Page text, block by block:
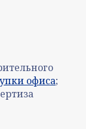
офиса;